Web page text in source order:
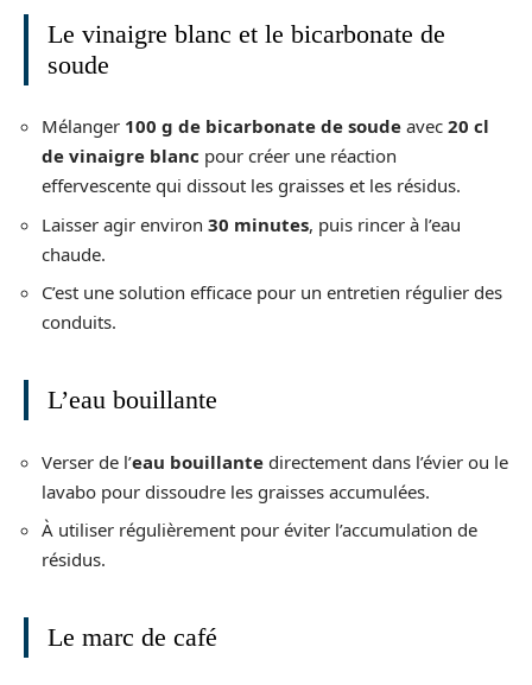
Le vinaigre blanc et le bicarbonate de
soude
Mélanger 100 g de bicarbonate de soude avec 20 cl
de vinaigre blanc pour créer une réaction
effervescente qui dissout les graisses et les résidus.
Laisser agir environ 30 minutes, puis rincer à l’eau
chaude.
C’est une solution efficace pour un entretien régulier des
conduits.
L’eau bouillante
Verser de l’eau bouillante directement dans l’évier ou le
lavabo pour dissoudre les graisses accumulées.
À utiliser régulièrement pour éviter l’accumulation de
résidus.
Le marc de café